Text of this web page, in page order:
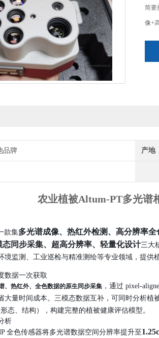
简要
像+
品牌 产地
农业植被Altum-PT多光谱
款集多光谱成像、热红外检测、高分辨率全
态同步采集、超高分辨率、轻量化设计三大
境监测、工业巡检与精准测绘等专业领域，提供
数据一次获取
、热红外、全色数据的原生同步采集 ，通过 pixel-
大量时间成本。三模态数据互补，可同时分析植
形态、结构），构建完整的植被健康评估模型。
析
全色传感器将多光谱数据空间分辨率提升至